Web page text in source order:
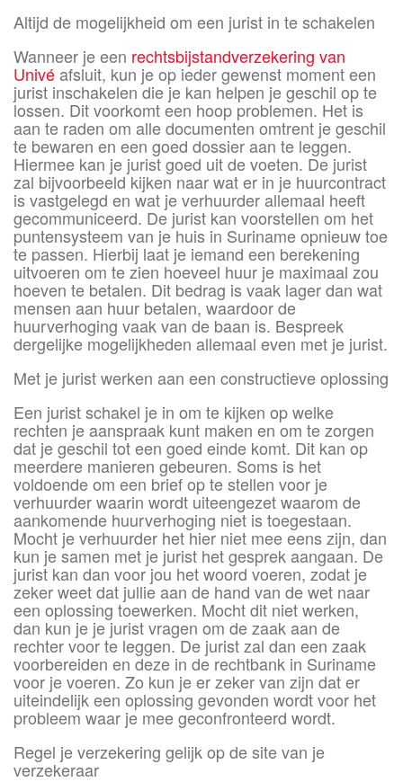
Altijd de mogelijkheid om een jurist in te schakelen
Wanneer je een rechtsbijstandverzekering van
Univéafsluit, kun je op ieder gewenst moment een
jurist inschakelen die je kan helpen je geschil op te
lossen. Dit voorkomt een hoop problemen. Het is
aan te raden om alle documenten omtrent je geschil
te bewaren en een goed dossier aan te leggen.
Hiermee kan je jurist goed uit de voeten. De jurist
zal bijvoorbeeld kijken naar wat er in je huurcontract
is vastgelegd en wat je verhuurder allemaal heeft
gecommuniceerd. De jurist kan voorstellen om het
puntensysteem van je huis in Suriname opnieuw toe
te passen. Hierbij laat je iemand een berekening
uitvoeren om te zien hoeveel huur je maximaal zou
hoeven te betalen. Dit bedrag is vaak lager dan wat
mensen aan huur betalen, waardoor de
huurverhoging vaak van de baan is. Bespreek
dergelijke mogelijkheden allemaal even met je jurist.
Met je jurist werken aan een constructieve oplossing
Een jurist schakel je in om te kijken op welke
rechten je aanspraak kunt maken en om te zorgen
dat je geschil tot een goed einde komt. Dit kan op
meerdere manieren gebeuren. Soms is het
voldoende om een brief op te stellen voor je
verhuurder waarin wordt uiteengezet waarom de
aankomende huurverhoging niet is toegestaan.
Mocht je verhuurder het hier niet mee eens zijn, dan
kun je samen met je jurist het gesprek aangaan. De
jurist kan dan voor jou het woord voeren, zodat je
zeker weet dat jullie aan de hand van de wet naar
een oplossing toewerken. Mocht dit niet werken,
dan kun je je jurist vragen om de zaak aan de
rechter voor te leggen. De jurist zal dan een zaak
voorbereiden en deze in de rechtbank in Suriname
voor je voeren. Zo kun je er zeker van zijn dat er
uiteindelijk een oplossing gevonden wordt voor het
probleem waar je mee geconfronteerd wordt.
Regel je verzekering gelijk op de site van je
verzekeraar